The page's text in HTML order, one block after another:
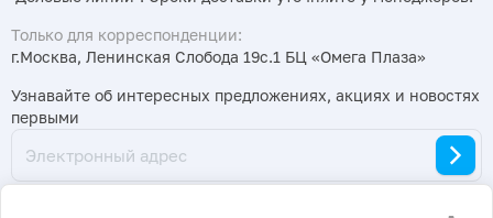
Только для корреспонденции:
г.Москва, Ленинская Слобода 19с.1 БЦ «Омега Плаза»
Узнавайте об интересных предложениях, акциях и новостях
первыми